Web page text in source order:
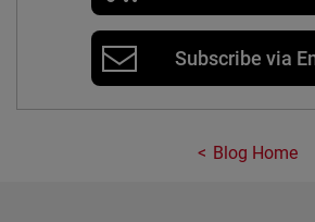
Subscribe via
Blog Home